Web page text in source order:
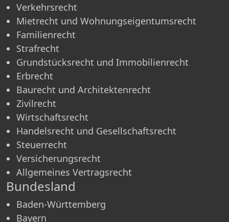
Verkehrsrecht
Mietrecht und Wohnungseigentumsrecht
Familienrecht
Strafrecht
Grundstücksrecht und Immobilienrecht
Erbrecht
Baurecht und Architektenrecht
Zivilrecht
Wirtschaftsrecht
Handelsrecht und Gesellschaftsrecht
Steuerrecht
Versicherungsrecht
Allgemeines Vertragsrecht
Bundesland
Baden-Württemberg
Bayern